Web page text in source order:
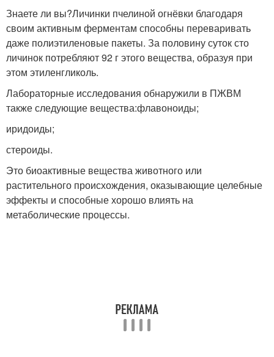
Знаете ли вы?Личинки пчелиной огнёвки благодаря
своим активным ферментам способны переваривать
даже полиэтиленовые пакеты. За половину суток сто
личинок потребляют 92 г этого вещества, образуя при
этом этиленгликоль.
Лабораторные исследования обнаружили в ПЖВМ
также следующие вещества:флавоноиды;
иридоиды;
стероиды.
Это биоактивные вещества животного или
растительного происхождения, оказывающие целебные
эффекты и способные хорошо влиять на
метаболические процессы.